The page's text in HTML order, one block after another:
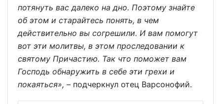
потянуть вас далеко на дно. Поэтому знайте
об этом и старайтесь понять, в чем
действительно вы согрешили. И вам помогут
вот эти молитвы, в этом проследовании к
святому Причастию. Так что поможет вам
Господь обнаружить в себе эти грехи и
покаяться», – подчеркнул отец Варсонофий.